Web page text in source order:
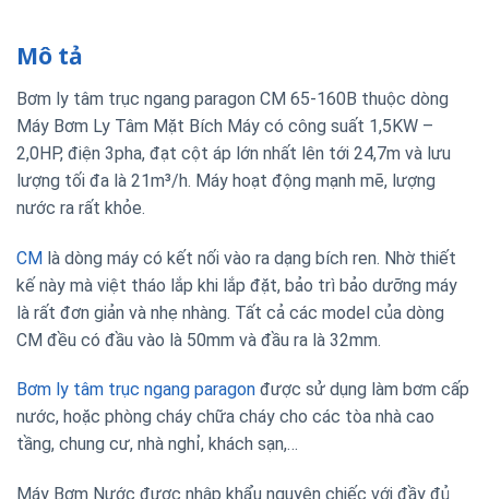
Mô tả
Bơm ly tâm trục ngang paragon CM 65-160B thuộc dòng
Máy Bơm Ly Tâm Mặt Bích Máy có công suất 1,5KW –
2,0HP, điện 3pha, đạt cột áp lớn nhất lên tới 24,7m và lưu
lượng tối đa là 21m³/h. Máy hoạt động mạnh mẽ, lượng
nước ra rất khỏe.
CM là dòng máy có kết nối vào ra dạng bích ren. Nhờ thiết
kế này mà việt tháo lắp khi lắp đặt, bảo trì bảo dưỡng máy
là rất đơn giản và nhẹ nhàng. Tất cả các model của dòng
CM đều có đầu vào là 50mm và đầu ra là 32mm.
Bơm ly tâm trục ngang paragon được sử dụng làm bơm cấp
nước, hoặc phòng cháy chữa cháy cho các tòa nhà cao
tầng, chung cư, nhà nghỉ, khách sạn,…
Máy Bơm Nước được nhập khẩu nguyên chiếc với đầy đủ